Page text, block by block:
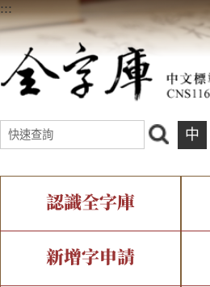
:::
中
認識全字庫
全字庫介紹
IDS查詢
新增字申請